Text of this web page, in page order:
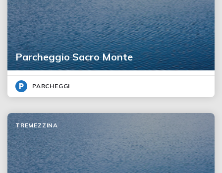
Parcheggio Sacro Monte
PARCHEGGI
TREMEZZINA